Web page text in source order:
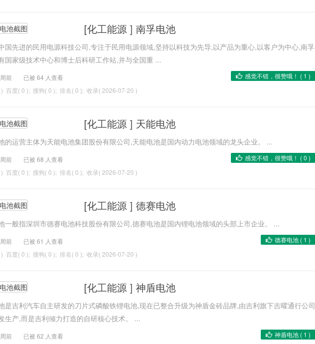
[化工能源 ] 南孚电池
国先进的民用电源科技公司,专注于民用电源领域,坚持以科技为先导,以产品为重心,以客户为中心,南孚
国家级技术中心和博士后科研工作站,并与全国重 ...
前 感觉不错，很赞哦！ ( 1 )
已被 64 人查看
百度( 0 ); 搜狗( 0 ); 排名( 0 ); 收录( 2026-07-20 )
[化工能源 ] 天能电池
的运营主体为天能电池集团股份有限公司,天能电池是国内动力电池领域的龙头企业。 ...
前 感觉不错，很赞哦！ (0 )
已被 68 人查看
百度( 0 ); 搜狗( 0 ); 排名( 0 ); 收录( 2026-07-20 )
[化工能源 ] 德赛电池
一般指深圳市德赛电池科技股份有限公司,德赛电池是国内锂电池领域的头部上市企业。 ...
前 德赛电池 ( 1 )
已被 61 人查看
百度( 0 ); 搜狗( 0 ); 排名( 0 ); 收录( 2026-07-20 )
[化工能源 ] 神盾电池
是吉利汽车自主研发的刀片式磷酸铁锂电池,现在已整合升级为神盾金砖品牌,由吉利旗下吉曜通行公司
生产,而是吉利倾力打造的自研核心技术。 ...
前 神盾电池 ( 1 )
已被 62 人查看